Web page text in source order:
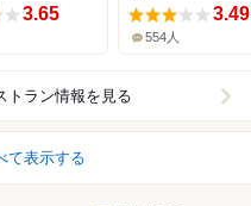
3.65 3.49
554人
トラン情報を見る
て表示する